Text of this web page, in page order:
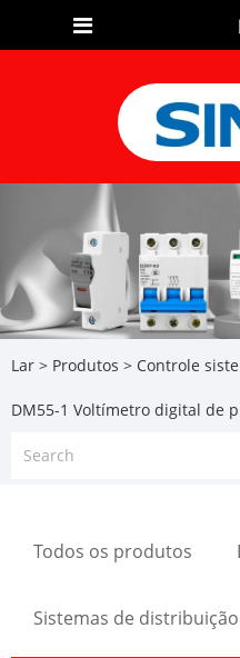
Lar > Produtos > Controle
DM55-1 Voltímetro digital de
Todos os produtos
Sistemas de